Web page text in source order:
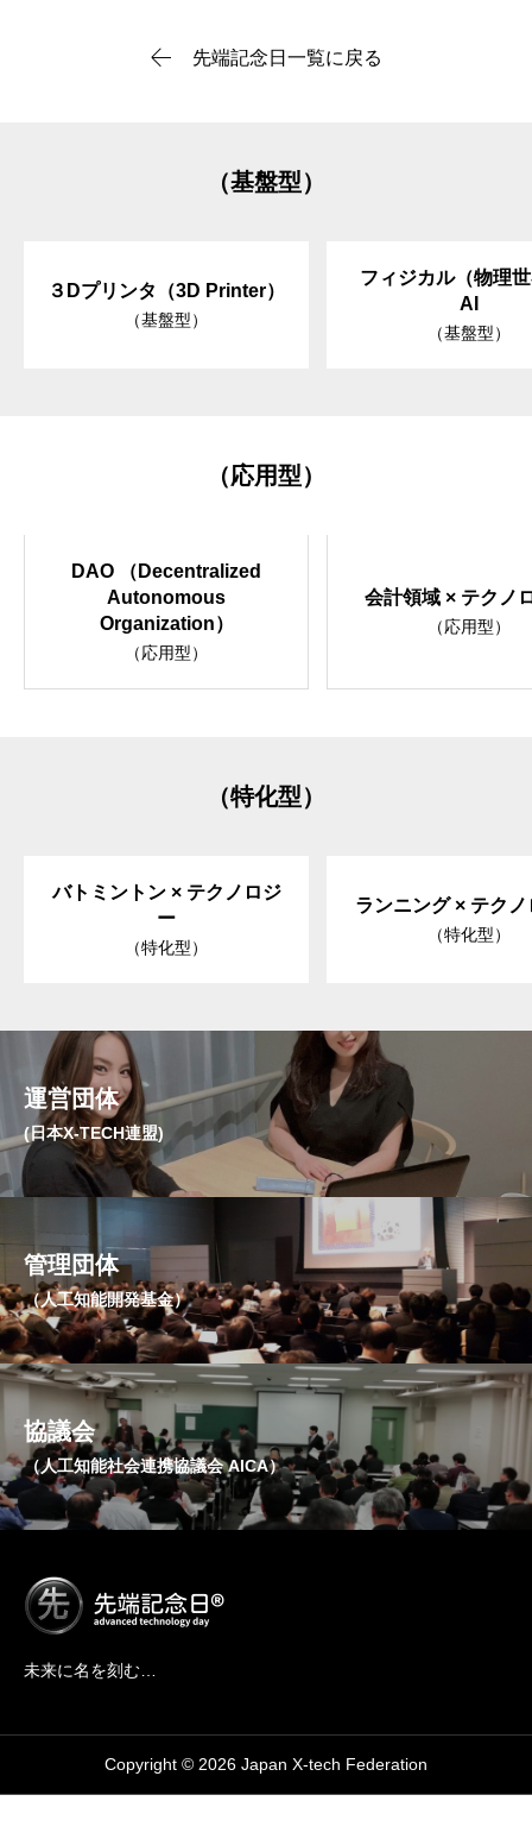
先端記念日一覧に戻る
（基盤型）
３Dプリンタ（3D Printer）
（基盤型）
フィジカル（物理
AI
（基盤型）
（応用型）
DAO （Decentralized
Autonomous
Organization）
（応用型）
会計領域 × テクノ
（応用型）
（特化型）
バトミントン × テクノロジ
ー
（特化型）
ランニング × テクノ
（特化型）
運営団体
(日本X-TECH連盟)
管理団体
（人工知能開発基金）
協議会
（人工知能社会連携協議会 AICA）
未来に名を刻む…
Copyright © 2026 Japan X-tech Federation